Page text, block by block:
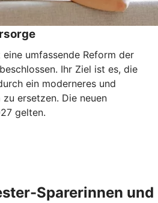
umfassende Reform der
Ihr Ziel ist es, die
ein moderneres und
ersetzen. Die neuen
gelten.
Sparerinnen und